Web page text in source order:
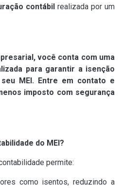
contábil realizada por um
você conta com uma
para garantir a isenção
MEI. Entre em contato e
imposto com segurança
do MEI?
permite:
como isentos, reduzindo a